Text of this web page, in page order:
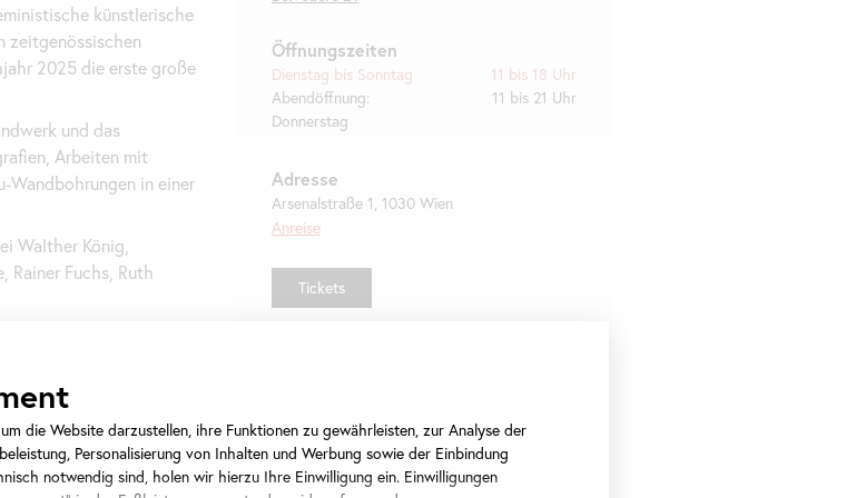
künstlerische
zeitgenössischen
2025 die erste große
und das
Arbeiten mit
in einer
Walther König,
Rainer Fuchs, Ruth
Öffnungszeiten
Dienstag bis Sonntag
11 bis 18 Uhr
Abendöffnung:
Donnerstag
11 bis 21 Uhr
Adresse
Arsenalstraße 1, 1030 Wien
Anreise
Tickets
die Website darzustellen, ihre Funktionen zu gewährleisten, zur Analyse der
Personalisierung von Inhalten und Werbung sowie der Einbindung
notwendig sind, holen wir hierzu Ihre Einwilligung ein. Einwilligungen